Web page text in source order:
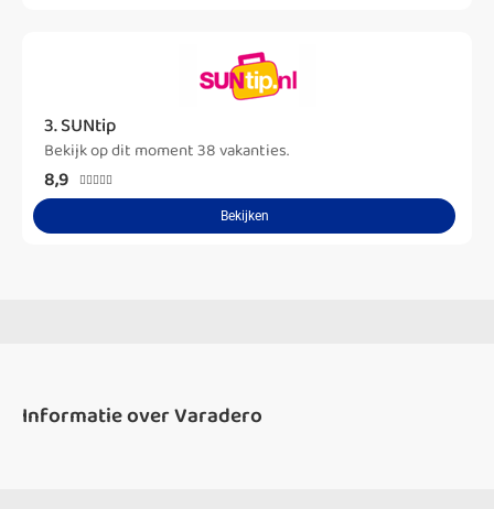
3. SUNtip
Bekijk op dit moment 38 vakanties.
8,9 
Bekijken
Informatie over Varadero